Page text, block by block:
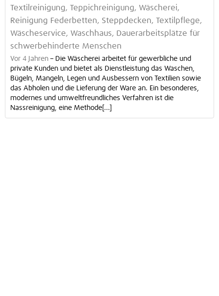
Textilreinigung, Teppichreinigung, Wäscherei,
Reinigung Federbetten, Steppdecken, Textilpflege,
Wäscheservice, Waschhaus, Dauerarbeitsplätze für
schwerbehinderte Menschen
Vor 4 Jahren – Die Wäscherei arbeitet für gewerbliche und
private Kunden und bietet als Dienstleistung das Waschen,
Bügeln, Mangeln, Legen und Ausbessern von Textilien sowie
das Abholen und die Lieferung der Ware an. Ein besonderes,
modernes und umweltfreundliches Verfahren ist die
Nassreinigung, eine Methode[...]